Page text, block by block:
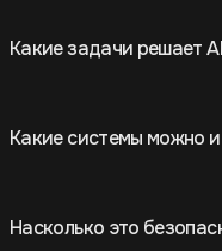
Какие задачи решает
Какие системы можно
Насколько это